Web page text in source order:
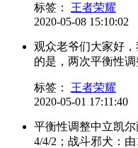
标签：
王者荣耀
2020-05-08 15:10:02
观众老爷们大家好
的是，两次平衡性
标签：
王者荣耀
2020-05-01 17:11:40
平衡性调整中立凯
4/4/2；战斗邪犬：由